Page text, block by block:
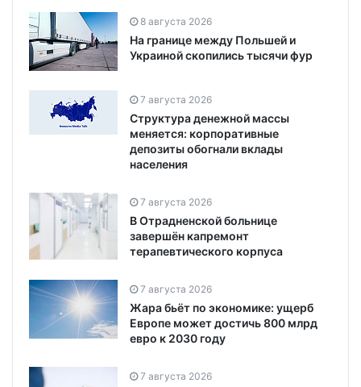
8 августа 2026
На границе между Польшей и
Украиной скопились тысячи фур
7 августа 2026
Структура денежной массы
меняется: корпоративные
депозиты обогнали вклады
населения
7 августа 2026
В Отрадненской больнице
завершён капремонт
терапевтического корпуса
7 августа 2026
Жара бьёт по экономике: ущерб
Европе может достичь 800 млрд
евро к 2030 году
7 августа 2026